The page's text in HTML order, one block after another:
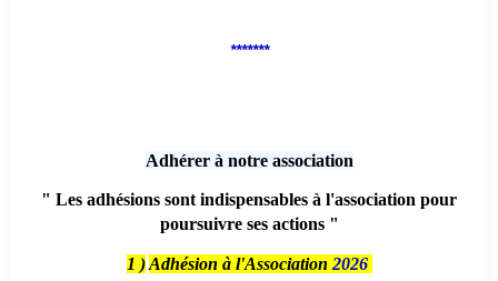
*******
Adhérer à notre association
" Les adhésions sont indispensables à l'association pour
poursuivre ses actions "
1 ) Adhésion à l'Association 2026